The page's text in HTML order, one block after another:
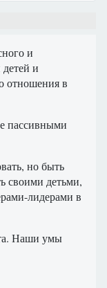
и
и
отношения в
пассивными
но быть
своими детьми,
лидерами в
Наши умы